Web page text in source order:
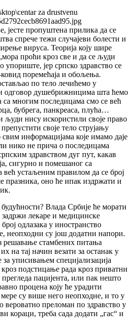
јесте пропуштена прилика да се
спрече тежи случајеви болести и
вируса. Теорија коју шире
проћи кроз све и да се људи
упориште, јер српско здравство се
поремећаја и обољења.
по тело лечићемо у
и одговор душебрижницима шта ћемо
многим последицама смо се већ
бубрега, панкреаса, плућа…
људи нису искористили своје право
своје тело струјању
свим информацијама које имамо даје
нико не прича о последицама
здравством дуг пут, какав
сигурно и помешаног са
већ устаљеним правилом да се број
празника, оно ће ипак издржати и
Влада Србије ће морати
лекаре и медицинске
одлазака у иностранство
неопходни су још додатни напори.
решавање стамбених питања
на тај начин везати за останак у
уписивањем специјализација
подстицање рада кроз приватни
пацијента, или пак нешто
процена коју ће урадити
су више него неопходне, и то у
вероватно преломан по здравство у
кораци, треба сада додати „гас“ и